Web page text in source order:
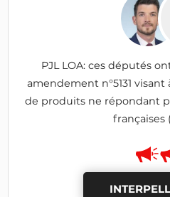
PJL LOA: ces députés
amendement n°5131
de produits ne répondant
françaises